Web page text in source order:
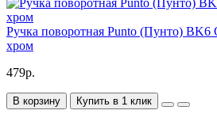
Ручка поворотная Punto (Пунто) BK6
хром
479р.
В корзину Купить в 1 клик